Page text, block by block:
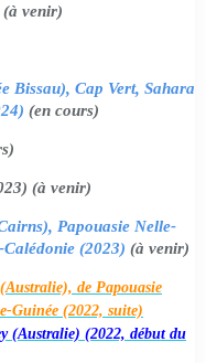
(à venir)
Bissau), Cap Vert, Sahara
(en cours)
(à venir)
Papouasie Nelle-
(2023) (à venir)
de Papouasie
Guinée (2022, suite)
(Australie) (2022, début du